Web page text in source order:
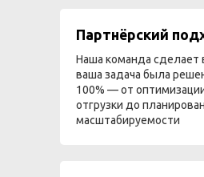
Партнёрский
Наша команда сделает
ваша задача была
100% — от
отгрузки до
масштабируемости